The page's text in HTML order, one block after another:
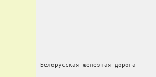
Белорусская железная дорога